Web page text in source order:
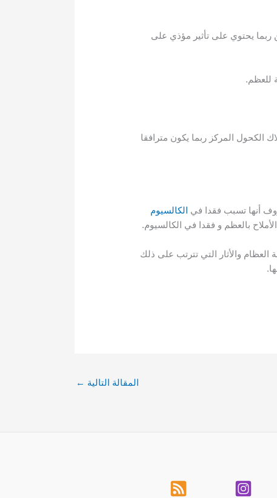
ربما يحتوي على تأثير مؤذي على
للعظم.
الكحول المركز ربما يكون مترافقا
الكالسيوم
بالعظم و فقدا في الكالسيوم.
والأثار التي تترتب على ذلك
المقالة التالية ←